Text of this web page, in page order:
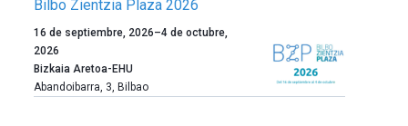
Bilbo Zientzia Plaza 2026
Un
año
más,
Bilbao
16 de septiembre, 2026–4 de octubre,
2026
Bizkaia Aretoa-EHU
Abandoibarra, 3, Bilbao